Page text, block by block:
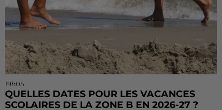
19h05
QUELLES DATES POUR LES VACANCES
SCOLAIRES DE LA ZONE B EN 2026-27 ?